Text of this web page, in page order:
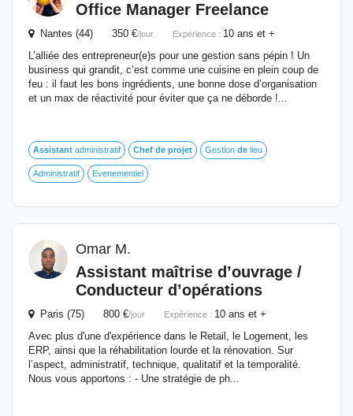
Office Manager Freelance
Nantes (44) 350 €/jour Expérience : 10 ans et +
L’alliée des entrepreneur(e)s pour une gestion sans pépin ! Un
business qui grandit, c’est comme une cuisine en plein coup de
feu : il faut les bons ingrédients, une bonne dose d’organisation
et un max de réactivité pour éviter que ça ne déborde !...
Assistant administratif Chef de projet Gestion de lieu
Administratif Evenementiel
Omar M.
Assistant maîtrise d’ouvrage /
Conducteur d’opérations
Paris (75) 800 €/jour Expérience : 10 ans et +
Avec plus d'une d'expérience dans le Retail, le Logement, les
ERP, ainsi que la réhabilitation lourde et la rénovation. Sur
l’aspect, administratif, technique, qualitatif et la temporalité.
Nous vous apportons : - Une stratégie de ph...